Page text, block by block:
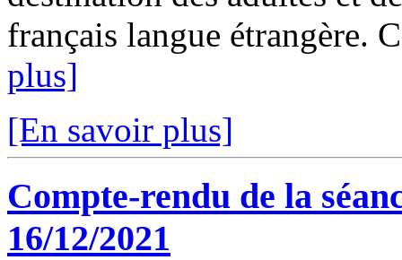
français langue étrangère.
plus]
[En savoir plus]
Compte-rendu de la
16/12/2021